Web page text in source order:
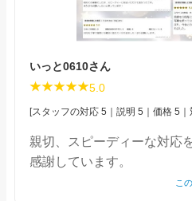
いっと0610さん
5.0
[スタッフの対応 5｜説明 5｜価格 5
親切、スピーディーな対応
感謝しています。
こ